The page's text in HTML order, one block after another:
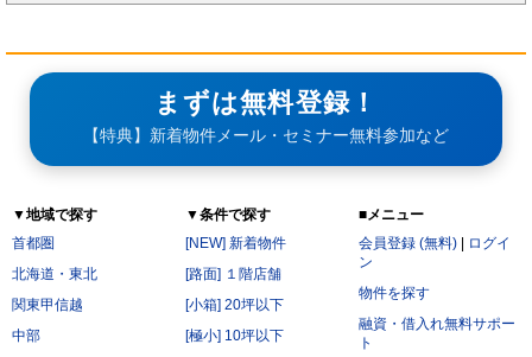
まずは無料登録！
【特典】新着物件メール・セミナー無料参加など
▼地域で探す
首都圏
北海道・東北
関東甲信越
中部
▼条件で探す
[NEW] 新着物件
[路面] １階店舗
[小箱] 20坪以下
[極小] 10坪以下
■メニュー
会員登録 (無料)
ログイ
ン
物件を探す
融資・借入れ無料サポー
ト